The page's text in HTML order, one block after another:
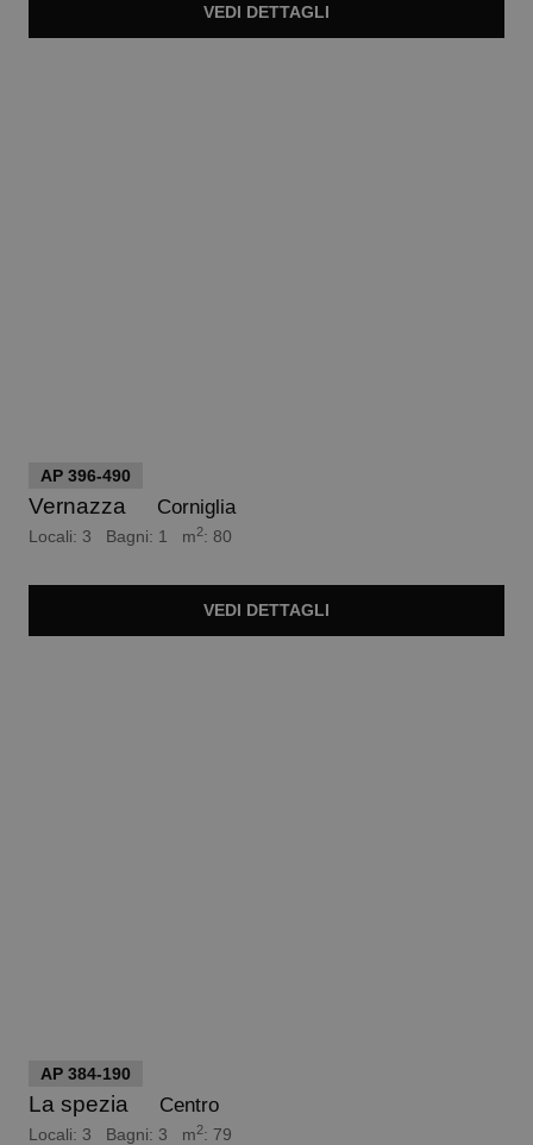
VEDI DETTAGLI
AP 396-490
Vernazza Corniglia
Locali: 3 Bagni: 1 m2: 80
VEDI DETTAGLI
AP 384-190
La spezia Centro
Locali: 3 Bagni: 3 m2: 79